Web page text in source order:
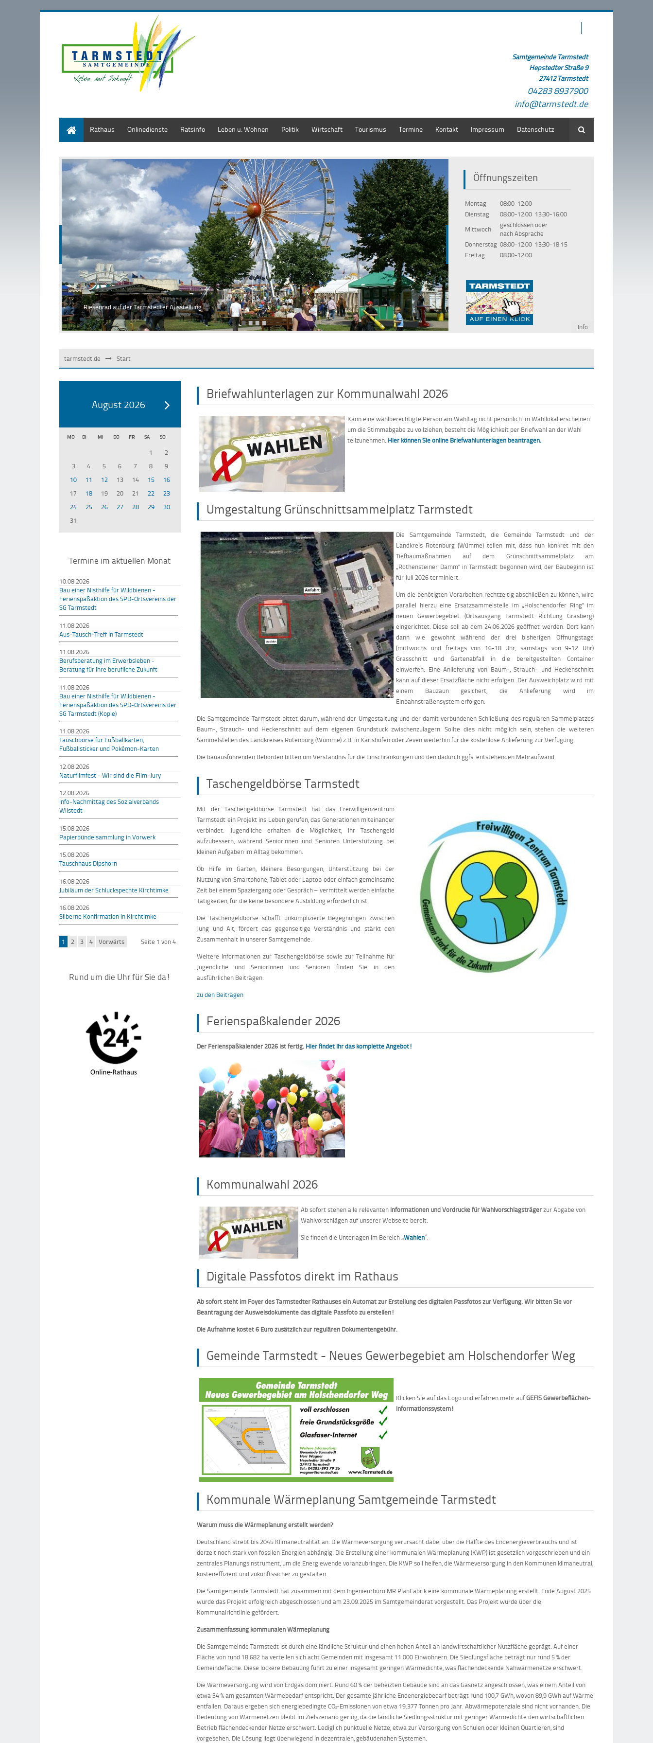
Samtgemeinde Tarmstedt
Hepstedter Straße 9
27412 Tarmstedt
04283 8937900
info@tarmstedt.de
Rathaus Onlinedienste Ratsinfo Leben u. Wohnen Politik Wirtschaft Tourismus Termine Kontakt Impressum Datenschutz Suche
Freibad Wilstedt
Eins von drei Freibädern in der Samtgemeinde, das Heidebad in Wilstedt
Moorpfad
Der Tarmstedter Moorpfad am Rothensteiner Damm
•••• Info
Öffnungszeiten
Montag
08:00-12:00
Dienstag
08:00-12:00 13:30-16:00
Mittwoch
geschlossen oder
nach Absprache
Donnerstag 08:00-12:00 13:30-18.15
Freitag
08:00-12:00
tarmstedt.de Start
August 2026
MO DI MI DO FR SA SO
1
2
3
4 5 6 7 8
9
10
11 12 13 14 15
16
17
18 19 20 21 22
23
24
25 26 27 28 29
30
31
Termine im aktuellen Monat
10.08.2026
Bau einer Nisthilfe für Wildbienen -
Ferienspaßaktion des SPD-Ortsvereins der
SG Tarmstedt
11.08.2026
Aus-Tausch-Treff in Tarmstedt
11.08.2026
Berufsberatung im Erwerbsleben -
Beratung für Ihre berufliche Zukunft
11.08.2026
Bau einer Nisthilfe für Wildbienen -
Ferienspaßaktion des SPD-Ortsvereins der
SG Tarmstedt (Kopie)
11.08.2026
Tauschbörse für Fußballkarten,
Fußballsticker und Pokémon-Karten
12.08.2026
Naturfilmfest - Wir sind die Film-Jury
12.08.2026
Info-Nachmittag des Sozialverbands
Wilstedt
15.08.2026
Papierbündelsammlung in Vorwerk
15.08.2026
Tauschhaus Dipshorn
16.08.2026
Jubiläum der Schluckspechte Kirchtimke
16.08.2026
Silberne Konfirmation in Kirchtimke
Seite 1 von 4
1 2 3 4 Vorwärts
Rund um die Uhr für Sie da!
Briefwahlunterlagen zur Kommunalwahl 2026
Kann eine wahlberechtigte Person am Wahltag nicht persönlich im Wahllokal erscheinen
um die Stimmabgabe zu vollziehen, besteht die Möglichkeit per Briefwahl an der Wahl
teilzunehmen. Hier können Sie online Briefwahlunterlagen beantragen.
Umgestaltung Grünschnittsammelplatz Tarmstedt
Die Samtgemeinde Tarmstedt, die Gemeinde Tarmstedt und der
Landkreis Rotenburg (Wümme) teilen mit, dass nun konkret mit den
Tiefbaumaßnahmen auf dem Grünschnittsammelplatz am
„Rothensteiner Damm" in Tarmstedt begonnen wird, der Baubeginn ist
für Juli 2026 terminiert.
Um die benötigten Vorarbeiten rechtzeitig abschließen zu können, wird
parallel hierzu eine Ersatzsammelstelle im „Holschendorfer Ring" im
neuen Gewerbegebiet (Ortsausgang Tarmstedt Richtung Grasberg)
eingerichtet. Diese soll ab dem 24.06.2026 geöffnet werden. Dort kann
dann wie gewohnt während der drei bisherigen Öffnungstage
(mittwochs und freitags von 16-18 Uhr, samstags von 9-12 Uhr)
Grasschnitt und Gartenabfall in die bereitgestellten Container
einwerfen. Eine Anlieferung von Baum-, Strauch- und Heckenschnitt
kann auf dieser Ersatzfläche nicht erfolgen. Der Ausweichplatz wird mit
einem Bauzaun gesichert, die Anlieferung wird im
Einbahnstraßensystem erfolgen.
Die Samtgemeinde Tarmstedt bittet darum, während der Umgestaltung und der damit verbundenen Schließung des regulären Sammelplatzes
Baum-, Strauch- und Heckenschnitt auf dem eigenen Grundstuck zwischenzulagern. Sollte dies nicht möglich sein, stehen die weiteren
Sammelstellen des Landkreises Rotenburg (Wümme) z.B. in Karlshöfen oder Zeven weiterhin für die kostenlose Anlieferung zur Verfügung.
Die bauausführenden Behörden bitten um Verständnis für die Einschränkungen und den dadurch ggfs. entstehenden Mehraufwand.
Taschengeldbörse Tarmstedt
Mit der Taschengeldbörse Tarmstedt hat das Freiwilligenzentrum
Tarmstedt ein Projekt ins Leben gerufen, das Generationen miteinander
verbindet. Jugendliche erhalten die Möglichkeit, ihr Taschengeld
aufzubessern, während Seniorinnen und Senioren Unterstützung bei
kleinen Aufgaben im Alltag bekommen.
Ob Hilfe im Garten, kleinere Besorgungen, Unterstützung bei der
Nutzung von Smartphone, Tablet oder Laptop oder einfach gemeinsame
Zeit bei einem Spaziergang oder Gespräch – vermittelt werden einfache
Tätigkeiten, für die keine besondere Ausbildung erforderlich ist.
Die Taschengeldbörse schafft unkomplizierte Begegnungen zwischen
Jung und Alt, fördert das gegenseitige Verständnis und stärkt den
Zusammenhalt in unserer Samtgemeinde.
Weitere Informationen zur Taschengeldbörse sowie zur Teilnahme für
Jugendliche und Seniorinnen und Senioren finden Sie in den
ausführlichen Beiträgen.
zu den Beiträgen
Ferienspaßkalender 2026
Der Ferienspaßkalender 2026 ist fertig. Hier findet Ihr das komplette Angebot!
Kommunalwahl 2026
Ab sofort stehen alle relevanten Informationen und Vordrucke für Wahlvorschlagsträgerzur Abgabe von
Wahlvorschlägen auf unserer Webseite bereit.
Sie finden die Unterlagen im Bereich„Wahlen“.
Digitale Passfotos direkt im Rathaus
Ab sofort steht im Foyer des Tarmstedter Rathauses ein Automat zur Erstellung des digitalen Passfotos zur Verfügung. Wir bitten Sie vor
Beantragung der Ausweisdokumente das digitale Passfoto zu erstellen!
Die Aufnahme kostet 6 Euro zusätzlich zur regulären Dokumentengebühr.
Gemeinde Tarmstedt - Neues Gewerbegebiet am Holschendorfer Weg
Klicken Sie auf das Logo und erfahren mehr aufGEFIS Gewerbeflächen-
Informationssystem!
Kommunale Wärmeplanung Samtgemeinde Tarmstedt
Warum muss die Wärmeplanung erstellt werden?
Deutschland strebt bis 2045 Klimaneutralität an. Die Wärmeversorgung verursacht dabei über die Hälfte des Endenergieverbrauchs und ist
derzeit noch stark von fossilen Energien abhängig. Die Erstellung einer kommunalen Wärmeplanung (KWP) ist gesetzlich vorgeschrieben und ein
zentrales Planungsinstrument, um die Energiewende voranzubringen. Die KWP soll helfen, die Wärmeversorgung in den Kommunen klimaneutral,
kosteneffizient und zukunftssicher zu gestalten.
Die Samtgemeinde Tarmstedt hat zusammen mit dem Ingenieurbüro MR PlanFabrik eine kommunale Wärmeplanung erstellt. Ende August 2025
wurde das Projekt erfolgreich abgeschlossen und am 23.09.2025 im Samtgemeinderat vorgestellt. Das Projekt wurde über die
Kommunalrichtlinie gefördert.
Zusammenfassung kommunalen Wärmeplanung
Die Samtgemeinde Tarmstedt ist durch eine ländliche Struktur und einen hohen Anteil an landwirtschaftlicher Nutzfläche geprägt. Auf einer
Fläche von rund 18.682 ha verteilen sich acht Gemeinden mit insgesamt 11.000 Einwohnern. Die Siedlungsfläche beträgt nur rund 5 % der
Gemeindefläche. Diese lockere Bebauung führt zu einer insgesamt geringen Wärmedichte, was flächendeckende Nahwärmenetze erschwert.
Die Wärmeversorgung wird von Erdgas dominiert. Rund 60 % der beheizten Gebäude sind an das Gasnetz angeschlossen, was einem Anteil von
etwa 54 % am gesamten Wärmebedarf entspricht. Der gesamte jährliche Endenergiebedarf beträgt rund 100,7 GWh, wovon 89,9 GWh auf Wärme
entfallen. Daraus ergeben sich energiebedingte CO₂-Emissionen von etwa 19.377 Tonnen pro Jahr. Abwärmepotenziale sind nicht vorhanden. Die
Bedeutung von Wärmenetzen bleibt im Zielszenario gering, da die ländliche Siedlungsstruktur mit geringer Wärmedichte den wirtschaftlichen
Betrieb flächendeckender Netze erschwert. Lediglich punktuelle Netze, etwa zur Versorgung von Schulen oder kleinen Quartieren, sind
vorgesehen. Die Lösung liegt überwiegend in dezentralen, gebäudenahen Systemen.